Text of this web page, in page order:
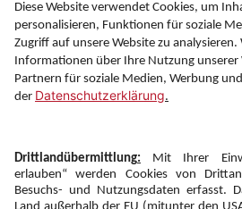
Information
Folgen Sie uns auf
Newsletter: